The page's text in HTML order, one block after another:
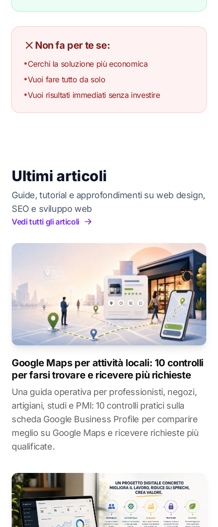
Non fa per te se:
•Cerchi la soluzione più economica
•Vuoi fare tutto da solo
•Vuoi risultati immediati senza investire
Ultimi articoli
Guide, tutorial e approfondimenti su web design,
SEO e sviluppo web
Vedi tutti gli articoli
Google Maps per attività locali: 10 controlli
per farsi trovare e ricevere più richieste
Una guida operativa per professionisti, negozi,
artigiani, studi e PMI: 10 controlli pratici sulla
scheda Google Business Profile per comparire
meglio su Google Maps e ricevere richieste più
qualificate.